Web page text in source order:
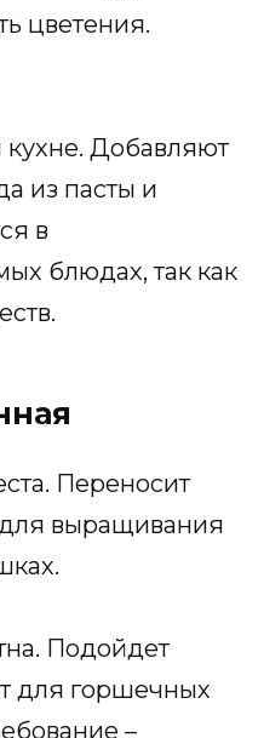
цветения.
Добавляют
из пасты и
в
блюдах, так как
Переносит
выращивания
Подойдет
для горшечных
–